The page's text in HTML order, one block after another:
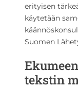
erityisen
käytetään
Suomen
tekstin